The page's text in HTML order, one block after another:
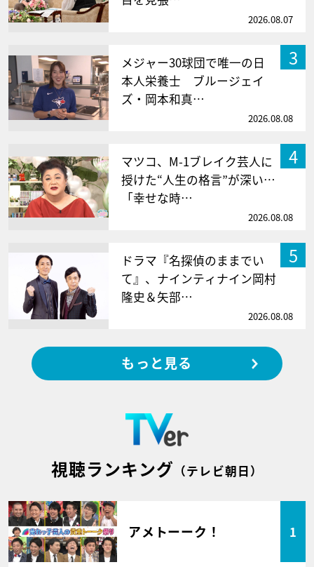
2026.08.07
3
メジャー30球団で唯一の日
本人栄養士 ブルージェイ
ズ・岡本和真…
2026.08.08
4
マツコ、M-1ブレイク芸人に
授けた“人生の格言”が深い…
「幸せな時…
2026.08.08
5
ドラマ『名探偵のままでい
て』、ナインティナイン岡村
隆史＆矢部…
2026.08.08
もっと見る
視聴ランキング （テレビ朝日）
アメトーーク！ 1